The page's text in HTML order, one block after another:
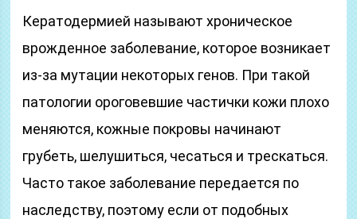
Кератодермией называют хроническое
врожденное заболевание, которое возникает
из-за мутации некоторых генов. При такой
патологии ороговевшие частички кожи плохо
меняются, кожные покровы начинают
грубеть, шелушиться, чесаться и трескаться.
Часто такое заболевание передается по
наследству, поэтому если от подобных